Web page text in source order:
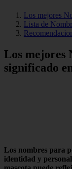
Los mejores
Lista de
Los mejores
significado
Los nombres para
identidad y